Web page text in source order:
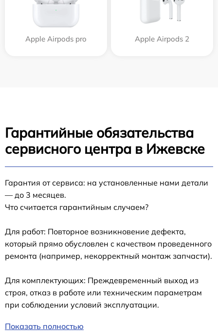
Apple Airpods pro Apple Airpods 2
Гарантийные обязательства
сервисного центра в Ижевске
Гарантия от сервиса: на установленные нами детали
— до 3 месяцев.
Что считается гарантийным случаем?
Для работ: Повторное возникновение дефекта,
который прямо обусловлен с качеством проведенного
ремонта (например, некорректный монтаж запчасти).
Для комплектующих: Преждевременный выход из
строя, отказ в работе или техническим параметрам
при соблюдении условий эксплуатации.
Показать полностью